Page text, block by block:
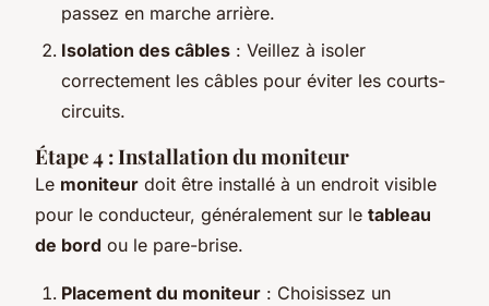
passez en marche arrière.
Isolation des câbles : Veillez à isoler
correctement les câbles pour éviter les courts-
circuits.
Étape 4 : Installation du moniteur
Le moniteur doit être installé à un endroit visible
pour le conducteur, généralement sur le tableau
de bord ou le pare-brise.
Placement du moniteur : Choisissez un